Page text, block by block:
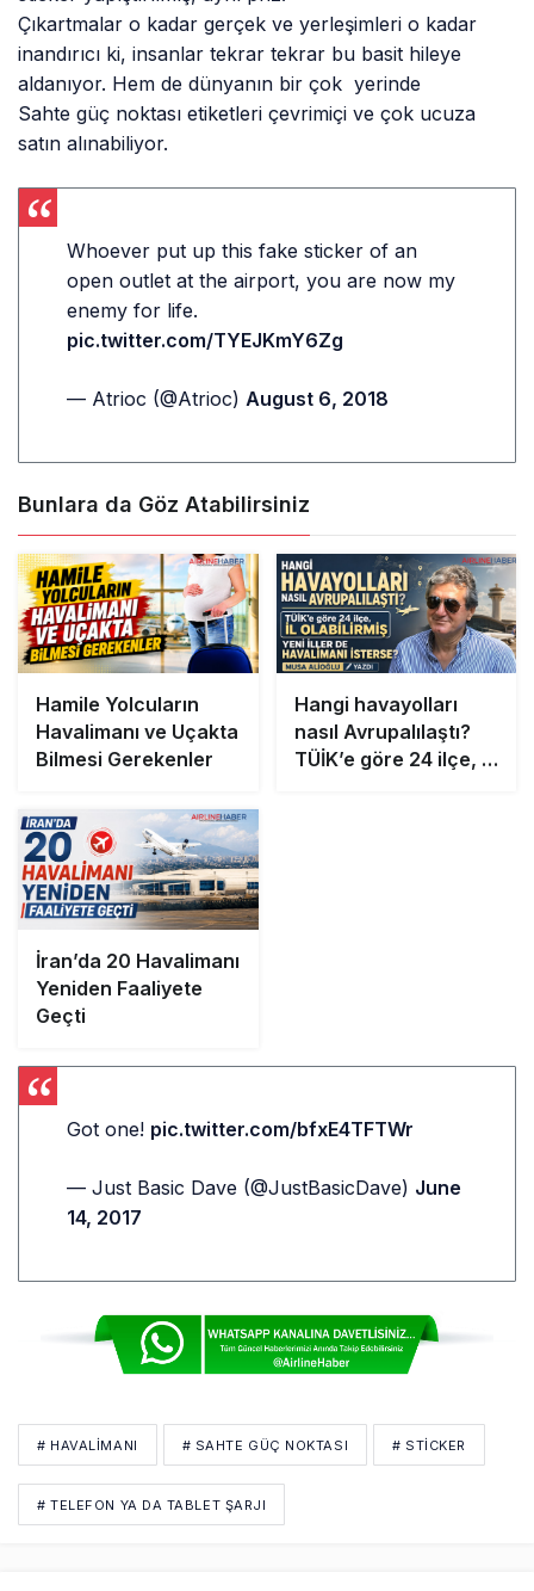
Çıkartmalar o kadar gerçek ve yerleşimleri o kadar
inandırıcı ki, insanlar tekrar tekrar bu basit hileye
aldanıyor. Hem de dünyanın bir çok yerinde
Sahte güç noktası etiketleri çevrimiçi ve çok ucuza
satın alınabiliyor.
Whoever put up this fake sticker of an
open outlet at the airport, you are now my
enemy for life.
pic.twitter.com/TYEJKmY6Zg
— Atrioc (@Atrioc) August 6, 2018
Bunlara da Göz Atabilirsiniz
Hamile Yolcuların
Havalimanı ve Uçakta
Bilmesi Gerekenler
Hangi havayolları
nasıl Avrupalılaştı?
TÜİK’e göre 24 ilçe, il
İran’da 20 Havalimanı
Yeniden Faaliyete
Geçti
Got one! pic.twitter.com/bfxE4TFTWr
— Just Basic Dave (@JustBasicDave) June
14, 2017
# HAVALİMANI # SAHTE GÜÇ NOKTASI # STICKER
# TELEFON YA DA TABLET ŞARJI